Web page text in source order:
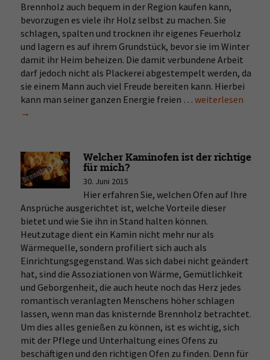
Brennholz auch bequem in der Region kaufen kann,
bevorzugen es viele ihr Holz selbst zu machen. Sie
schlagen, spalten und trocknen ihr eigenes Feuerholz
und lagern es auf ihrem Grundstück, bevor sie im Winter
damit ihr Heim beheizen. Die damit verbundene Arbeit
darf jedoch nicht als Plackerei abgestempelt werden, da
sie einem Mann auch viel Freude bereiten kann. Hierbei
kann man seiner ganzen Energie freien …Worauf
weiterlesen
→
Welcher Kaminofen ist der richtige
für mich?
30. Juni 2015
Hier erfahren Sie, welchen Ofen auf Ihre
Ansprüche ausgerichtet ist, welche Vorteile dieser
bietet und wie Sie ihn in Stand halten können.
Heutzutage dient ein Kamin nicht mehr nur als
Wärmequelle, sondern profiliert sich auch als
Einrichtungsgegenstand. Was sich dabei nicht geändert
hat, sind die Assoziationen von Wärme, Gemütlichkeit
und Geborgenheit, die auch heute noch das Herz jedes
romantisch veranlagten Menschens höher schlagen
lassen, wenn man das knisternde Brennholz betrachtet.
Um dies alles genießen zu können, ist es wichtig, sich
mit der Pflege und Unterhaltung eines Ofens zu
beschäftigen und den richtigen Ofen zu finden. Denn für